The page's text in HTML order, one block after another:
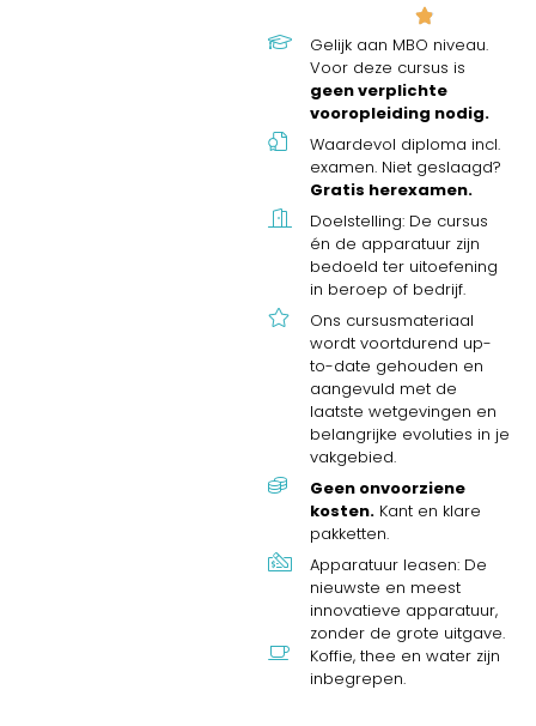
Gelijk aan MBO niveau.
Voor deze cursus is
geen verplichte
vooropleiding nodig.
Waardevol diploma incl.
examen. Niet geslaagd?
Gratis herexamen.
Doelstelling: De cursus
én de apparatuur zijn
bedoeld ter uitoefening
in beroep of bedrijf.
Ons cursusmateriaal
wordt voortdurend up-
to-date gehouden en
aangevuld met de
laatste wetgevingen en
belangrijke evoluties in je
vakgebied.
Geen onvoorziene
kosten. Kant en klare
pakketten.
Apparatuur leasen: De
nieuwste en meest
innovatieve apparatuur,
zonder de grote uitgave.
Koffie, thee en water zijn
inbegrepen.